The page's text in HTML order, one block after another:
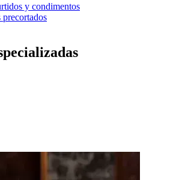
y condimentos
precortados